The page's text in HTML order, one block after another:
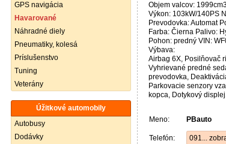
GPS navigácia
Havarované
Náhradné diely
Pneumatiky, kolesá
Príslušenstvo
Tuning
Veterány
Úžitkové automobily
Autobusy
Dodávky
Objem valcov:
Výkon: 103kW/140PS
Prevodovka: Automat
Farba: Čierna Palivo:
Pohon: predný VIN:
Výbava:
Airbag 6X, Posilňovač
Vyhrievané predné
prevodovka,
Parkovacie senzory
kopca, Dotykový
Meno: PBauto
Telefón: 091...